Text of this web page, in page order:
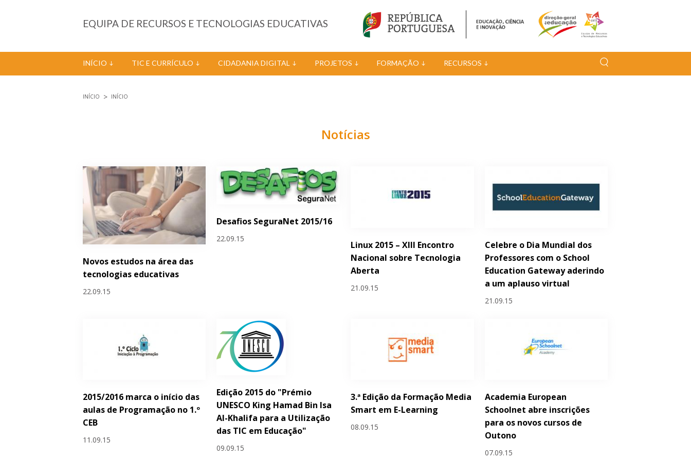
EQUIPA DE RECURSOS E TECNOLOGIAS EDUCATIVAS
INÍCIO TIC E CURRÍCULO CIDADANIA DIGITAL PROJETOS FORMAÇÃO RECURSOS
INÍCIO INÍCIO
Notícias
Novos estudos na área das
tecnologias educativas
22.09.15
Desafios SeguraNet 2015/16
22.09.15
Linux 2015 – XIII Encontro
Nacional sobre Tecnologia
Aberta
21.09.15
Celebre o Dia Mundial dos
Professores com o School
Education Gateway aderindo
a um aplauso virtual
21.09.15
2015/2016 marca o início das
aulas de Programação no 1.º
CEB
11.09.15
Edição 2015 do "Prémio
UNESCO King Hamad Bin Isa
Al-Khalifa para a Utilização
das TIC em Educação"
09.09.15
3.ª Edição da Formação Media
Smart em E-Learning
08.09.15
Academia European
Schoolnet abre inscrições
para os novos cursos de
Outono
07.09.15
Páginas